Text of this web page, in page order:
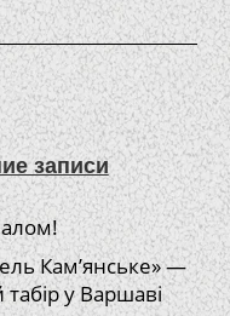
записи
Кам’янське» —
у Варшаві